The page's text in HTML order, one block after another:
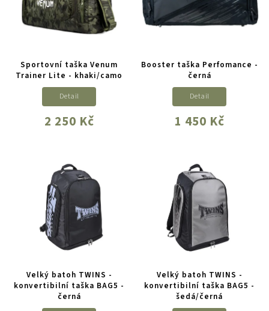
Sportovní taška Venum
Trainer Lite - khaki/camo
2 250 Kč
Detail
Booster taška Perfomance -
černá
1 450 Kč
Detail
Velký batoh TWINS -
konvertibilní taška BAG5 -
černá
Velký batoh TWINS -
konvertibilní taška BAG5 -
šedá/černá